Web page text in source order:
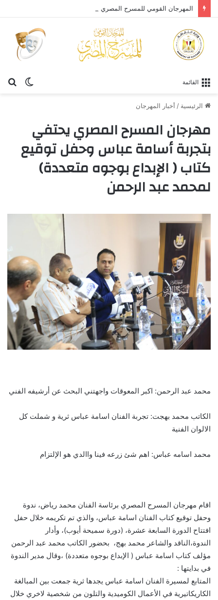
الوضع
القائمة
الرئيسية / أخبار المهرجان
مهرجان المسرح المصري يحتفي
بتجربة أسامة عباس وحفل توقيع
كتاب ( الإبداع بوجوه متعددة)
لمحمد عبد الرحمن
محمد عبد الرحمن: اكبر المعوقات واجهتني البحث عن أرشيفه الفني
الكاتب محمد بهجت: تجربة الفنان اسامة عباس ثرية و شملت كل
الالوان الفنية
محمد اسامه عباس: اهم شئ زرعه فينا واالدي هو الإلتزام
اقام مهرجان المسرح المصري برئاسة الفنان محمد رياض، ندوة
وحفل توقيع كتاب الفنان اسامة عباس، والذي تم تكريمه خلال حفل
افتتاح الدورة السابعة عشرة، (دورة سميحة أيوب)، وأدار
الندوة،الناقد والشاعر محمد بهج، بحضور الكاتب محمد عبد الرحمن
مؤلف كتاب اسامة عباس ( الإبداع بوجوه متعددة) ،وقال مدير الندوة
في بدايتها :
المتابع لمسيرة الفنان اسامة عباس يجدها ثرية جمعت بين المبالغة
الكاريكاتيرية في الأعمال الكوميدية والتلون من شخصية لاخري خلال